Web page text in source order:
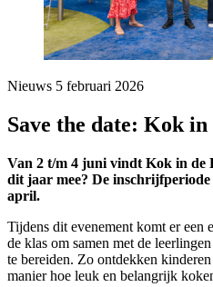
Nieuws 5 februari 2026
Save the date: Kok in
Van 2 t/m 4 juni vindt Kok in de
dit jaar mee? De
april.
Tijdens dit evenement komt er
de klas om samen met de
te bereiden. Zo ontdekken
manier hoe leuk en belangrijk